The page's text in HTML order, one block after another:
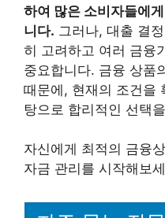
하여 많은 소비자들에
니다. 그러나, 대출 결
히 고려하고 여러 금융
중요합니다. 금융 상품
때문에, 현재의 조건을
탕으로 합리적인 선택
자신에게 최적의 금융
자금 관리를 시작해보